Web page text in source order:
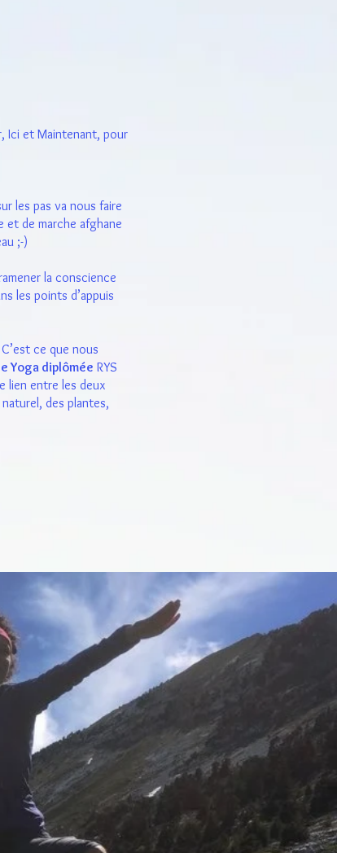
Ici et Maintenant, pour
les pas va nous faire
et de marche afghane
;-)
la conscience
les points d’appuis
ce que nous
Yoga diplômée RYS
lien entre les deux
des plantes,